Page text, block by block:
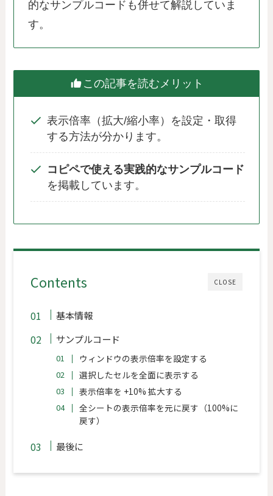
的なサンプルコードも併せて解説していま
す。
この記事を読むメリット
表示倍率（拡大/縮小率）を設定・取得
する方法が分かります。
コピペで使える実践的なサンプルコード
を掲載しています。
CLOSE
Contents
基本情報
サンプルコード
ウィンドウの表示倍率を設定する
選択したセルを全面に表示する
表示倍率を +10% 拡大する
全シートの表示倍率を元に戻す（100%に
戻す）
最後に